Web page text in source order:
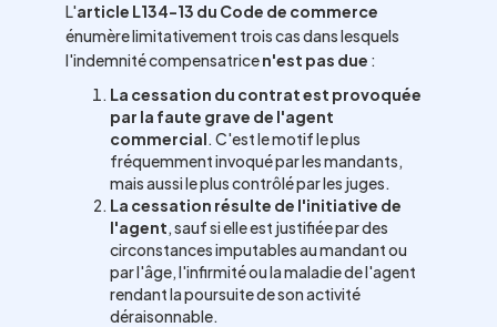
L'article L134-13 du Code de commerce
énumère limitativement trois cas dans lesquels
l'indemnité compensatricen'est pas due :
La cessation du contrat est provoquée
par la faute grave de l'agent
commercial. C'est le motif le plus
fréquemment invoqué par les mandants,
mais aussi le plus contrôlé par les juges.
La cessation résulte de l'initiative de
l'agent, sauf si elle est justifiée par des
circonstances imputables au mandant ou
par l'âge, l'infirmité ou la maladie de l'agent
rendant la poursuite de son activité
déraisonnable.